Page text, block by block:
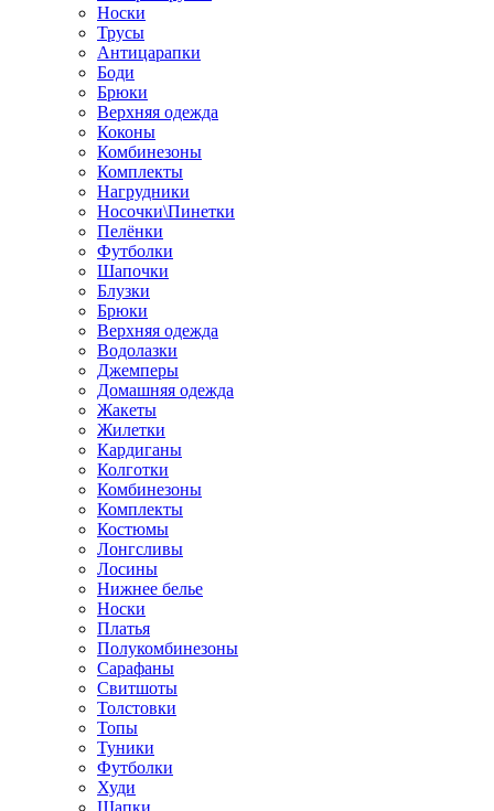
Носки
Трусы
Антицарапки
Боди
Брюки
Верхняя одежда
Коконы
Комбинезоны
Комплекты
Нагрудники
Носочки\Пинетки
Пелёнки
Футболки
Шапочки
Блузки
Брюки
Верхняя одежда
Водолазки
Джемперы
Домашняя одежда
Жакеты
Жилетки
Кардиганы
Колготки
Комбинезоны
Комплекты
Костюмы
Лонгсливы
Лосины
Нижнее белье
Носки
Платья
Полукомбинезоны
Сарафаны
Свитшоты
Толстовки
Топы
Туники
Футболки
Худи
Шапки